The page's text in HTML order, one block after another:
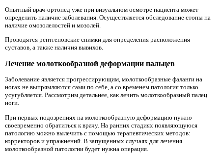
Опытный врач-ортопед уже при визуальном осмотре пациента может
определить наличие заболевания. Осуществляется обследование стопы на
наличие омозолелостей и мозолей.
Проводятся рентгеновские снимки для определения расположения
суставов, а также наличия вывихов.
Лечение молоткообразной деформации пальцев
Заболевание является прогрессирующим, молоткообразные фаланги на
ногах не выпрямляются сами по себе, а со временем патология только
усугубляется. Рассмотрим детальнее, как лечить молоткообразный палец
ноги.
При первых подозрениях на молоткообразную деформацию нужно
своевременно обратиться к врачу. На ранних стадиях появляющуюся
патологию можно вылечить с помощью терапевтических методов:
корректоров и упражнений. В запущенных случаях для лечения
молоткообразной патологии будет нужна операция.